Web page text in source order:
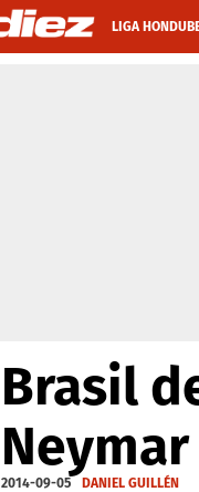
LIGA
Brasil
Neymar
2014-09-05 DANIEL GUILLÉN